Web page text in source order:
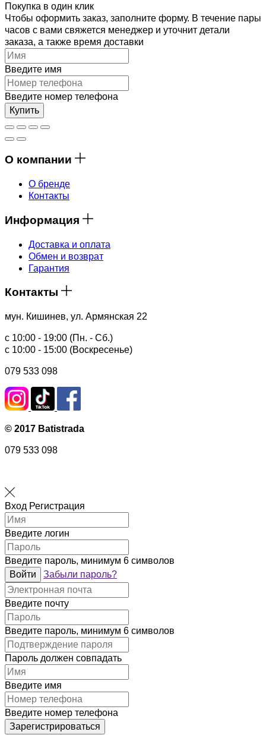
Покупка в один клик
Чтобы оформить заказ, заполните форму. В течение пары
часов с вами свяжется менеджер и уточнит детали
заказа, а также время доставки
Введите имя
Введите номер телефона
Купить
О компании
О бренде
Контакты
Информация
Доставка и оплата
Обмен и возврат
Гарантия
Контакты
мун. Кишинев, ул. Армянская 22
с 10:00 - 19:00 (Пн. - Сб.)
с 10:00 - 15:00 (Воскресенье)
079 533 098
© 2017 Batistrada
079 533 098
Вход Регистрация
Введите логин
Введите пароль, минимум 6 символов
Войти
Забыли пароль?
Введите почту
Введите пароль, минимум 6 символов
Пароль должен совпадать
Введите имя
Введите номер телефона
Зарегистрироваться